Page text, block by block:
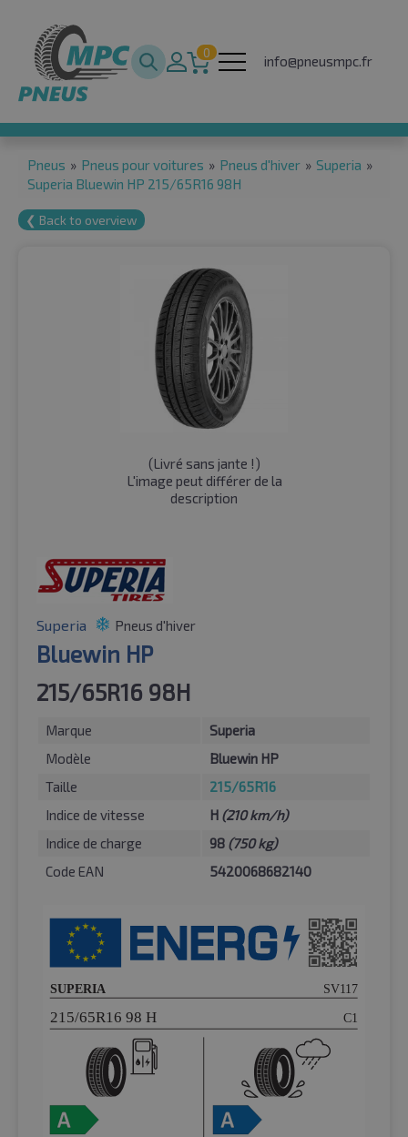
0
info@pneusmpc.fr
Pneus » Pneus pour voitures » Pneus d'hiver » Superia »
Superia Bluewin HP 215/65R16 98H
❮ Back to overview
(Livré sans jante !)
L'image peut différer de la
description
Superia Pneus d'hiver
Bluewin HP
215/65R16 98H
Marque
Superia
Modèle
Bluewin HP
Taille
215/65R16
Indice de vitesse
H (210 km/h)
Indice de charge
98 (750 kg)
Code EAN
5420068682140